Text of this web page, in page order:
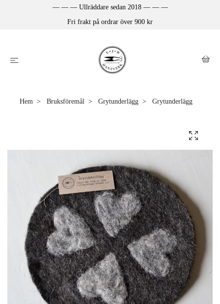
— — — Ullräddare sedan 2018 — — —
Fri frakt på ordrar över 900 kr
Hem Bruksföremål Grytunderlägg Grytunderlägg